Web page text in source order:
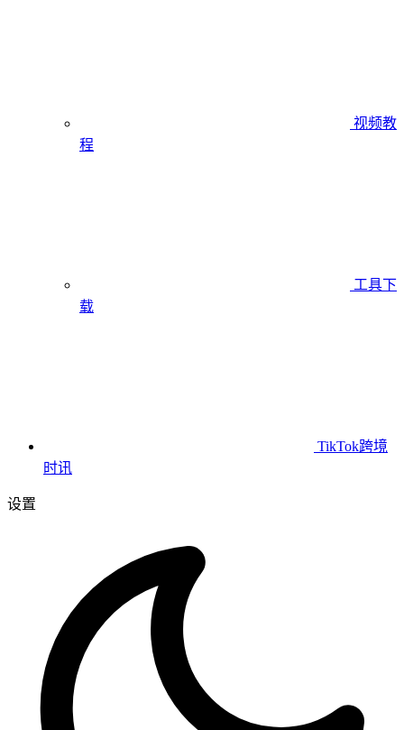
视频教
程
工具下
载
TikTok跨境
时讯
设置